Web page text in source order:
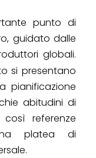
punto di
guidato dalle
globali.
si presentano
pianificazione
abitudini di
così referenze
platea di